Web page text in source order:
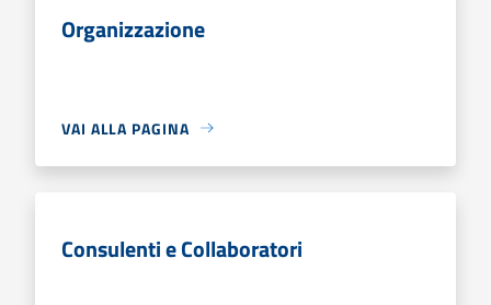
Organizzazione
VAI ALLA PAGINA
Consulenti e Collaboratori